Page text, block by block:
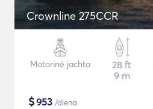
Crownline 275CCR
Motorinė jachta
28 ft
9 m
$953 /diena